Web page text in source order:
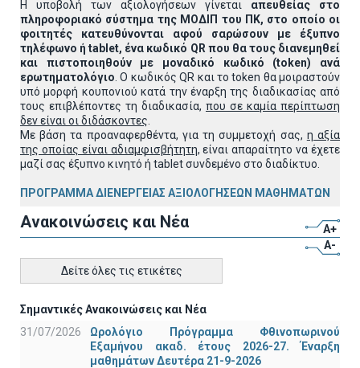
Η υποβολή των αξιολογήσεων γίνεται απευθείας στο
πληροφοριακό σύστημα της ΜΟΔΙΠ του ΠΚ, στο οποίο οι
φοιτητές κατευθύνονται αφού σαρώσουν με έξυπνο
τηλέφωνο ήtablet, ένα κωδικό QR που θα τους διανεμηθεί
και πιστοποιηθούν με μοναδικό κωδικό (token) ανά
ερωτηματολόγιο . Ο κωδικός QR και το token θα μοιραστούν
υπό μορφή κουπονιού κατά την έναρξη της διαδικασίας από
τους επιβλέποντες τη διαδικασία, που σε καμία περίπτωση
δεν είναι οι διδάσκοντες
Με βάση τα προαναφερθέντα, για τη συμμετοχή σας, η αξία
της οποίας είναι αδιαμφισβήτητη, είναι απαραίτητο να έχετε
μαζί σας έξυπνο κινητό ή tablet συνδεμένο στο διαδίκτυο.
ΠΡΟΓΡΑΜΜΑ ΔΙΕΝΕΡΓΕΙΑΣ ΑΞΙΟΛΟΓΗΣΕΩΝ ΜΑΘΗΜΑΤΩΝ
Ανακοινώσεις και Νέα
A+
A-
Δείτε όλες τις ετικέτες
Σημαντικές Ανακοινώσεις και Νέα
31/07/2026
Ωρολόγιο Πρόγραμμα Φθινοπωρινού
Εξαμήνου ακαδ. έτους 2026-27. Έναρξη
μαθημάτων Δευτέρα 21-9-2026